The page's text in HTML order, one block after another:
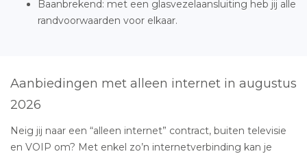
Baanbrekend: met een glasvezelaansluiting heb jij alle
randvoorwaarden voor elkaar.
Aanbiedingen met alleen internet in augustus
2026
Neig jij naar een “alleen internet” contract, buiten televisie
en VOIP om? Met enkel zo’n internetverbinding kan je